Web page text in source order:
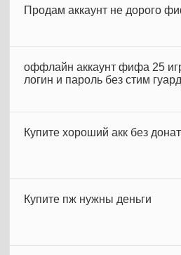
Продам аккаунт не дорого
оффлайн аккаунт фифа 25
логин и пароль без стим
Купите хороший акк без
Купите пж нужны деньги